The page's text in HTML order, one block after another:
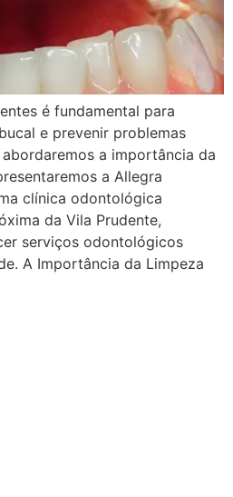
é fundamental para
e prevenir problemas
a importância da
a Allegra
clínica odontológica
da Vila Prudente,
serviços odontológicos
A Importância da Limpeza